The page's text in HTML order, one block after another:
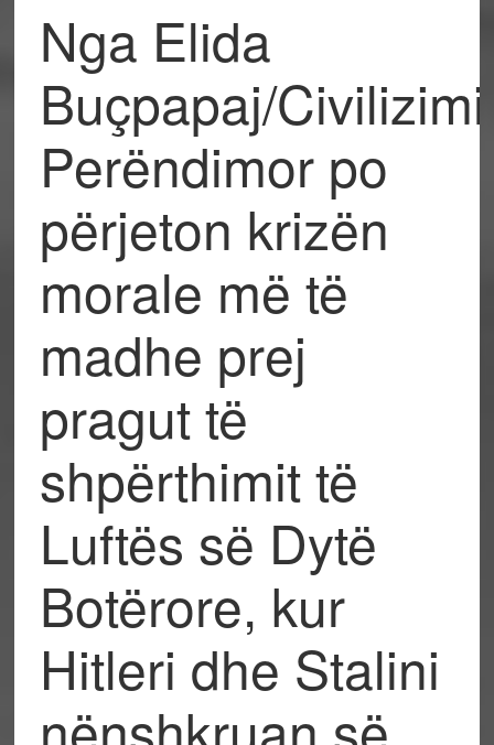
Nga Elida
Buçpapaj/Civilizimi
Perëndimor po
përjeton krizën
morale më të
madhe prej
pragut të
shpërthimit të
Luftës së Dytë
Botërore, kur
Hitleri dhe Stalini